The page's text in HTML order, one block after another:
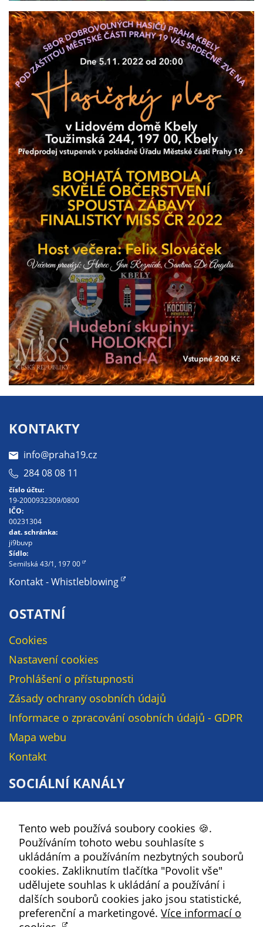
KONTAKTY
info@praha19.cz
284 08 08 11
číslo účtu:
19-2000932309/0800
IČO:
00231304
dat. schránka:
ji9buvp
Sídlo:
Semilská 43/1, 197 00
Kontakt - Whistleblowing
OSTATNÍ
Cookies
Nastavení cookies
Prohlášení o přístupnosti
Zásady ochrany osobních údajů
Informace o zpracování osobních údajů - GDPR
Mapa webu
Kontakt
SOCIÁLNÍ KANÁLY
YouTube
Instagram
RSS
Kbely
Tento web používá soubory cookies 🍪.
Používáním tohoto webu souhlasíte s
ukládáním a používáním nezbytných souborů
cookies. Zakliknutím tlačítka "Povolit vše"
udělujete souhlas k ukládání a používání i
dalších souborů cookies jako jsou statistické,
preferenční a marketingové. Více informací o
cookies nám
umožňují
měření
výkonu
našeho webu
a našich
reklamních
kampaní.
Jejich pomocí
určujeme
počet návštěv
a zdroje
návštěv našich
internetových
stránek. Data
získaná
pomocí
těchto
cookies
zpracováváme
souhrnně, bez
použití
identifikátorů,
které ukazují
na konkrétní
uživatelé
našeho webu.
abychom
přizpůsobili naše
webové stránky
cookies
Reklamní cookies
používáme my
nebo naši partneři,
abychom Vám
mohli zobrazit
vhodné obsahy